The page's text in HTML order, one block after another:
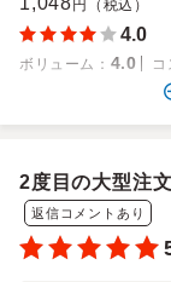
円（税込）
4.0
ボリューム ： 4.0
2度目の大型注
返信コメントあり